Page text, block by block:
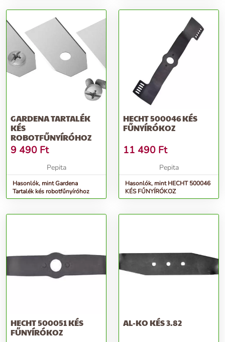
GARDENA TARTALÉK
KÉS
ROBOTFŰNYÍRÓHOZ
9 490 Ft
Pepita
Hasonlók, mint Gardena
Tartalék kés robotfűnyíróhoz
HECHT 500046 KÉS
FŰNYÍRÓKOZ
11 490 Ft
Pepita
Hasonlók, mint HECHT 500046
KÉS FŰNYÍRÓKOZ
HECHT 500051 KÉS
FŰNYÍRÓKOZ
AL-KO KÉS 3.82